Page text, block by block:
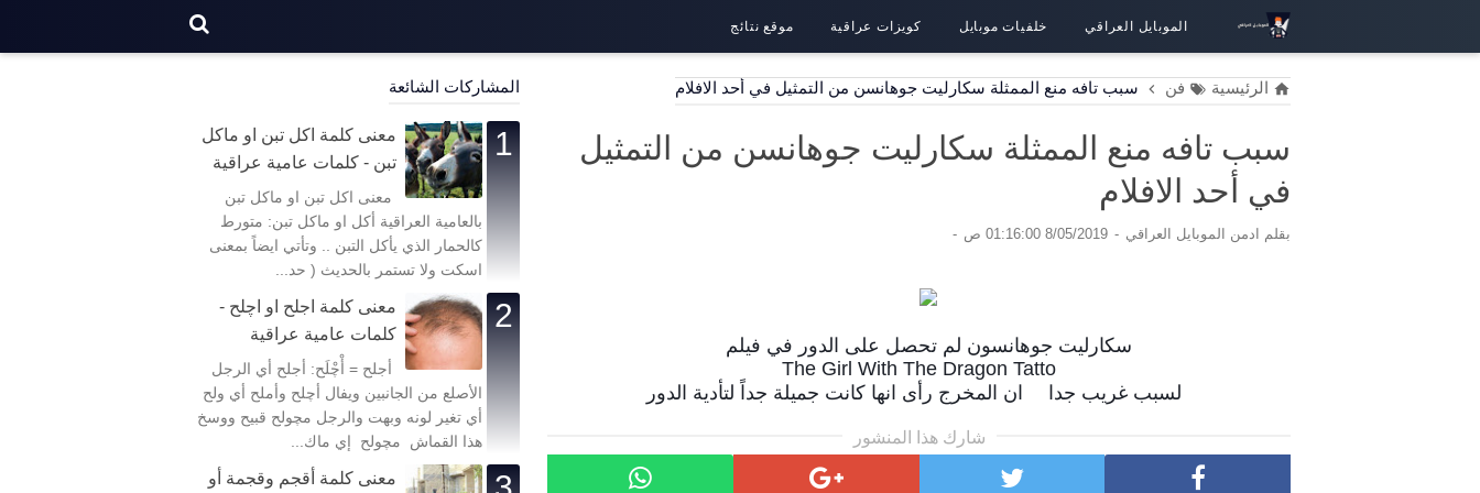
الموبايل العراقي خلفيات موبايل كويزات عراقية موقع نتائج
الرئيسية فن سبب تافه منع الممثلة سكارليت جوهانسن من التمثيل في أحد الافلام
سبب تافه منع الممثلة سكارليت جوهانسن من التمثيل
في أحد الافلام
بقلم ادمن الموبايل العراقي 8/05/2019 01:16:00 ص
سكارليت جوهانسون لم تحصل على الدور في فيلم
The Girl With The Dragon Tatto
لسبب غريب جدا
شارك هذا المنشور
المشاركات الشائعة
معنى كلمة اكل تبن او ماكل
تبن - كلمات عامية عراقية
معنى اكل تبن او ماكل تبن
بالعامية العراقية أكل او ماكل تبن: متورط
كالحمار الذي يأكل التبن .. وتأتي ايضاً بمعنى
اسكت ولا تستمر بالحديث ( حد...
معنى كلمة اجلح او اچلح -
كلمات عامية عراقية
أجلح = أْچْلَح: أجلح أي الرجل
الأصلع من الجانبين ويفال أچلح وأملح أي ولح
أي تغير لونه وبهت والرجل مچولح قبيح ووسخ
هذا القماش مچولح إي ماك...
معنى كلمة أقجم وقجمة أو